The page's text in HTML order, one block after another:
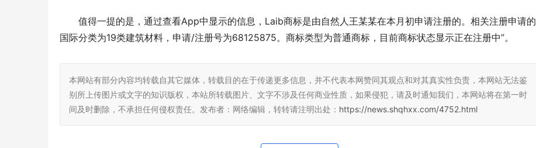
值得一提的是，通过查看App中显示的信息，Laib商标是由自然人王某某在本月初申请注册的。相关注册申请的
国际分类为19类建筑材料，申请/注册号为68125875。商标类型为普通商标，目前商标状态显示正在注册中”。
本网站有部分内容均转载自其它媒体，转载目的在于传递更多信息，并不代表本网赞同其观点和对其真实性负责，本网站无法鉴
别所上传图片或文字的知识版权，本站所转载图片、文字不涉及任何商业性质，如果侵犯，请及时通知我们，本网站将在第一时
间及时删除，不承担任何侵权责任。发布者：网络编辑，转转请注明出处： https://news.shqhxx.com/4752.html